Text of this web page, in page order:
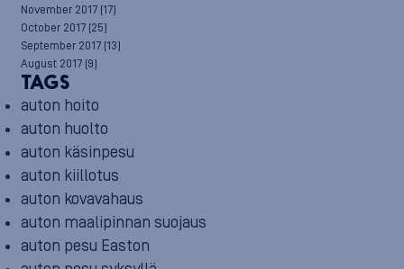
November 2017 (17)
October 2017 (25)
September 2017 (13)
August 2017 (9)
TAGS
auton hoito
auton huolto
auton käsinpesu
auton kiillotus
auton kovavahaus
auton maalipinnan suojaus
auton pesu Easton